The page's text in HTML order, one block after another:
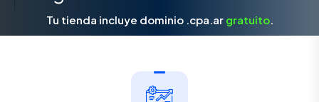
Tu tienda incluye dominio .cpa.ar gratuito.